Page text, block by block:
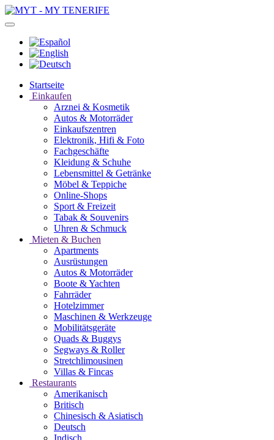
Startseite
Einkaufen
Arznei & Kosmetik
Autos & Motorräder
Einkaufszentren
Elektronik, Hifi & Foto
Fachgeschäfte
Kleidung & Schuhe
Lebensmittel & Getränke
Möbel & Teppiche
Online-Shops
Sport & Freizeit
Tabak & Souvenirs
Uhren & Schmuck
Mieten & Buchen
Apartments
Ausrüstungen
Autos & Motorräder
Boote & Yachten
Fahrräder
Hotelzimmer
Maschinen & Werkzeuge
Mobilitätsgeräte
Quads & Buggys
Segways & Roller
Stretchlimousinen
Villas & Fincas
Restaurants
Amerikanisch
Britisch
Chinesisch & Asiatisch
Deutsch
Indisch